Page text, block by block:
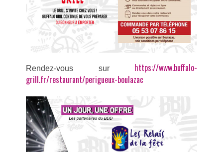
Rendez-vous sur https://www.buffalo-
grill.fr/restaurant/perigueux-boulazac